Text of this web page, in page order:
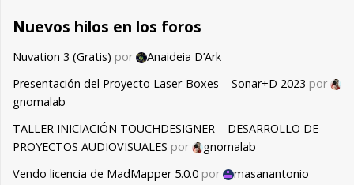
Nuevos hilos en los foros
Nuvation 3 (Gratis) por
Anaideia D’Ark
Presentación del Proyecto Laser-Boxes – Sonar+D 2023 por
gnomalab
TALLER INICIACIÓN TOUCHDESIGNER – DESARROLLO DE
PROYECTOS AUDIOVISUALES por
gnomalab
Vendo licencia de MadMapper 5.0.0 por
masanantonio